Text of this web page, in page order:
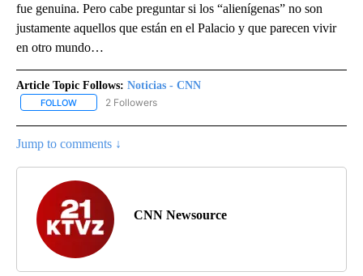
fue genuina. Pero cabe preguntar si los “alienígenas” no son
justamente aquellos que están en el Palacio y que parecen vivir
en otro mundo…
Article Topic Follows: Noticias - CNN
FOLLOW FOLLOW "NOTICIAS - CNN" TO RECEIVE NOTIFICATIONS ABOUT
2 Followers
Jump to comments ↓
CNN Newsource